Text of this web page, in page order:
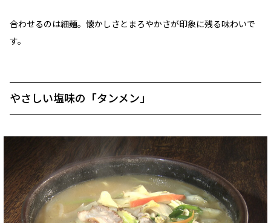
合わせるのは細麺。懐かしさとまろやかさが印象に残る味わいで
す。
やさしい塩味の「タンメン」